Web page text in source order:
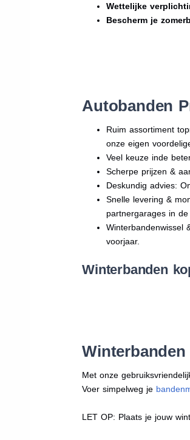
Wettelijke
Bescherm je
Autobanden
Ruim assortiment
onze eigen
Veel keuze inde
Scherpe prijzen &
Deskundig advies:
Snelle levering &
partnergarages in de
Winterbandenwissel
voorjaar.
Winterbanden
Met onze
Voer simpelweg je
LET OP: Plaats je jouw